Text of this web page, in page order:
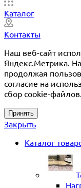
Каталог
Контакты
Наш веб-сайт
Яндекс.Метрика.
продолжая
согласие на
сбор cookie-файлов.
Принять
Закрыть
Каталог